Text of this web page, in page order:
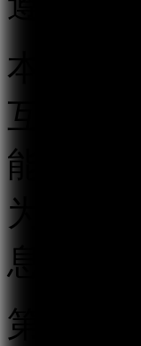
本规定
互动传
能的传
为用户
息的服务
第三条